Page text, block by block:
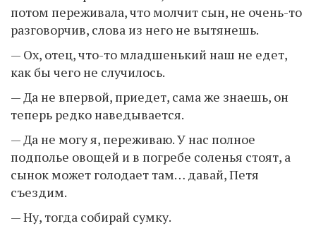
потом переживала, что молчит сын, не очень-то
разговорчив, слова из него не вытянешь.
— Ох, отец, что-то младшенький наш не едет,
как бы чего не случилось.
— Да не впервой, приедет, сама же знаешь, он
теперь редко наведывается.
— Да не могу я, переживаю. У нас полное
подполье овощей и в погребе соленья стоят, а
сынок может голодает там… давай, Петя
съездим.
— Ну, тогда собирай сумку.